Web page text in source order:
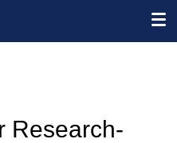
Research-